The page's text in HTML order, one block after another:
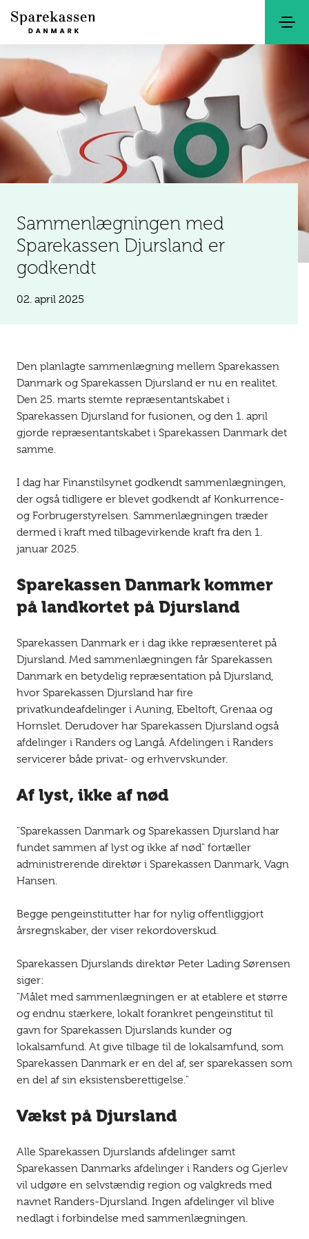
Sammenlægningen med
Sparekassen Djursland er
godkendt
02. april 2025
Den planlagte sammenlægning mellem Sparekassen
Danmark og Sparekassen Djursland er nu en realitet.
Den 25. marts stemte repræsentantskabet i
Sparekassen Djursland for fusionen, og den 1. april
gjorde repræsentantskabet i Sparekassen Danmark det
samme.
I dag har Finanstilsynet godkendt sammenlægningen,
der også tidligere er blevet godkendt af Konkurrence-
og Forbrugerstyrelsen. Sammenlægningen træder
dermed i kraft med tilbagevirkende kraft fra den 1.
januar 2025.
Sparekassen Danmark kommer
på landkortet på Djursland
Sparekassen Danmark er i dag ikke repræsenteret på
Djursland. Med sammenlægningen får Sparekassen
Danmark en betydelig repræsentation på Djursland,
hvor Sparekassen Djursland har fire
privatkundeafdelinger i Auning, Ebeltoft, Grenaa og
Hornslet. Derudover har Sparekassen Djursland også
afdelinger i Randers og Langå. Afdelingen i Randers
servicerer både privat- og erhvervskunder.
Af lyst, ikke af nød
"Sparekassen Danmark og Sparekassen Djursland har
fundet sammen af lyst og ikke af nød" fortæller
administrerende direktør i Sparekassen Danmark, Vagn
Hansen.
Begge pengeinstitutter har for nylig offentliggjort
årsregnskaber, der viser rekordoverskud.
Sparekassen Djurslands direktør Peter Lading Sørensen
siger:
"Målet med sammenlægningen er at etablere et større
og endnu stærkere, lokalt forankret pengeinstitut til
gavn for Sparekassen Djurslands kunder og
lokalsamfund. At give tilbage til de lokalsamfund, som
Sparekassen Danmark er en del af, ser sparekassen som
en del af sin eksistensberettigelse."
Vækst på Djursland
Alle Sparekassen Djurslands afdelinger samt
Sparekassen Danmarks afdelinger i Randers og Gjerlev
vil udgøre en selvstændig region og valgkreds med
navnet Randers-Djursland. Ingen afdelinger vil blive
nedlagt i forbindelse med sammenlægningen.